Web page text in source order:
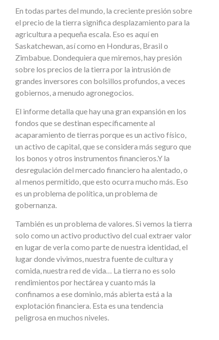
En todas partes del mundo, la creciente presión sobre
el precio de la tierra significa desplazamiento para la
agricultura a pequeña escala. Eso es aquí en
Saskatchewan, así como en Honduras, Brasil o
Zimbabue. Dondequiera que miremos, hay presión
sobre los precios de la tierra por la intrusión de
grandes inversores con bolsillos profundos, a veces
gobiernos, a menudo agronegocios.
El informe detalla que hay una gran expansión en los
fondos que se destinan específicamente al
acaparamiento de tierras porque es un activo físico,
un activo de capital, que se considera más seguro que
los bonos y otros instrumentos financieros.Y la
desregulación del mercado financiero ha alentado, o
al menos permitido, que esto ocurra mucho más. Eso
es un problema de política, un problema de
gobernanza.
También es un problema de valores. Si vemos la tierra
solo como un activo productivo del cual extraer valor
en lugar de verla como parte de nuestra identidad, el
lugar donde vivimos, nuestra fuente de cultura y
comida, nuestra red de vida… La tierra no es solo
rendimientos por hectárea y cuanto más la
confinamos a ese dominio, más abierta está a la
explotación financiera. Esta es una tendencia
peligrosa en muchos niveles.